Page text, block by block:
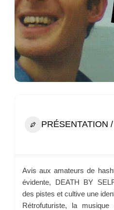
PRÉSENTATION
Avis aux amateurs de
évidente, DEATH BY
des pistes et cultive une
Rétrofuturiste, la